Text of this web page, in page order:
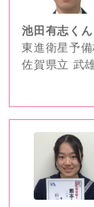
池田有志くん
東進衛星予
佐賀県立 武
no
image